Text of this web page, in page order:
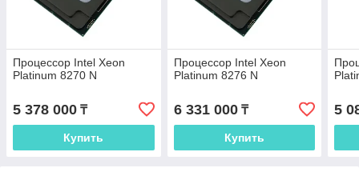
Процессор Intel Xeon
Platinum 8270 N
5 378 000 ₸
Купить
Процессор Intel Xeon
Platinum 8276 N
6 331 000₸
Купить
5